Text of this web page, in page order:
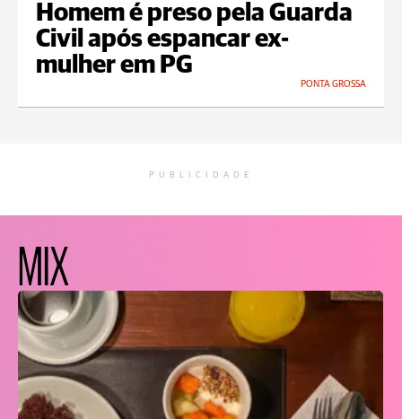
Homem é preso pela Guarda
Civil após espancar ex-
mulher em PG
PONTA GROSSA
PUBLICIDADE
MIX